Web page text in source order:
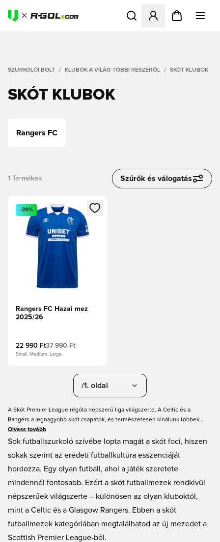
Megnyit egy modált a
SZURKOLÓI BOLT KLUBOK A VILÁG TÖBBI RÉSZÉRŐL SKÓT KLUBOK
SKÓT KLUBOK
Rangers FC
1 Termékek Szűrők és válogatás
Megnyit egy modált a bejelentkezéshez vagy a tagként
-39%
Rangers FC Hazai mez
2025/26
22 990 Ft37 990 Ft
Small, Medium, Large
/1. oldal
A Skót Premier League régóta népszerű liga világszerte. A Celtic és a
Rangers a legnagyobb skót csapatok, és természetesen kínálunk többek
között tőlük is focimezeket. Ebben a kategóriában megtalálod az összes skót
focimezünket, és ha nálunk, a Unisportnál vásárolod meg az új skót
vagy a kedvenc játékosodét. Te döntesz! Jó árak és gyors szállítás a legjobb
focis boltból!
Olvass tovább
Sok futballszurkoló szívébe lopta magát a skót foci, hiszen
sokak szerint az eredeti futballkultúra esszenciáját
hordozza. Egy olyan futball, ahol a játék szeretete
mindennél fontosabb. Ezért a skót futballmezek rendkívül
népszerűek világszerte – különösen az olyan kluboktól,
mint a Celtic és a Glasgow Rangers. Ebben a skót
futballmezek kategóriában megtalálhatod az új mezedet a
Scottish Premier League-ből.